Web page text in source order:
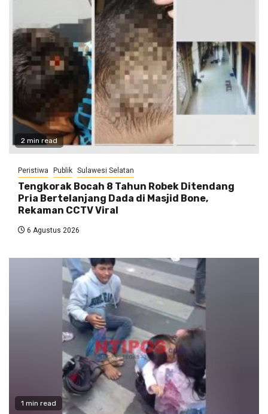
2 min read
Peristiwa Publik Sulawesi Selatan
Tengkorak Bocah 8 Tahun Robek Ditendang
Pria Bertelanjang Dada di Masjid Bone,
Rekaman CCTV Viral
6 Agustus 2026
1 min read